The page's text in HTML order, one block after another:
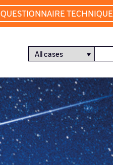
QUESTIONNAIRE TECHNIQUE